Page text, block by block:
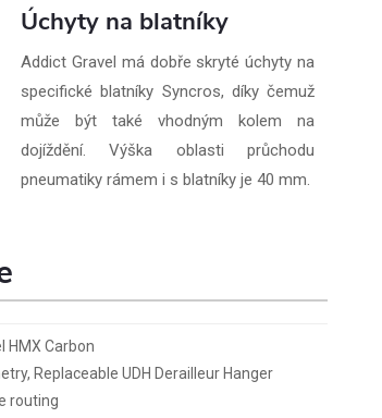
Úchyty na blatníky
Addict Gravel má dobře skryté úchyty na
specifické blatníky Syncros, díky čemuž
může být také vhodným kolem na
dojíždění. Výška oblasti průchodu
pneumatiky rámem i s blatníky je 40 mm.
HMX Carbon
Replaceable UDH Derailleur Hanger
routing